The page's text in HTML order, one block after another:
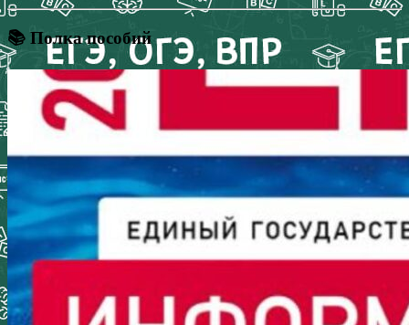
📚 Полка пособий